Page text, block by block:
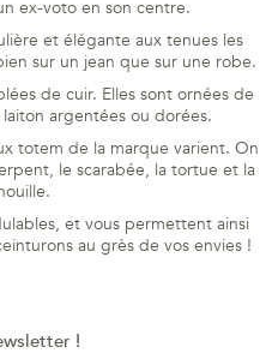
ex-voto en son centre.
et élégante aux tenues les
sur un jean que sur une robe.
de cuir. Elles sont ornées de
argentées ou dorées.
totem de la marque varient. On
le scarabée, la tortue et la
et vous permettent ainsi
au grès de vos envies !
!